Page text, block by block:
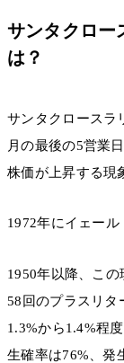
サンタクロー
は？
サンタクロースラ
月の最後の5営業
株価が上昇する現
1972年にイェール
1950年以降、こ
58回のプラスリタ
1.3%から1.4%程
生確率は76%、発